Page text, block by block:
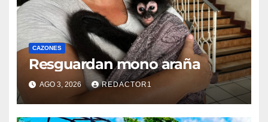
CAZONES
Resguardan mono araña
AGO 3, 2026 REDACTOR1